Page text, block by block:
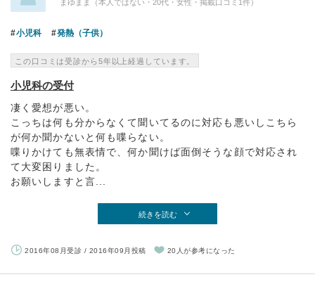
まゆまま（本人ではない・20代・女性・掲載口コミ1件）
小児科 発熱（子供）
この口コミは受診から5年以上経過しています。
小児科の受付
凄く愛想が悪い。
こっちは何も分からなくて聞いてるのに対応も悪いしこちら
が何か聞かないと何も喋らない。
喋りかけても無表情で、何か聞けば面倒そうな顔で対応され
て大変困りました。
お願いしますと言...
続きを読む
2016年08月受診 / 2016年09月投稿 20人が参考になった